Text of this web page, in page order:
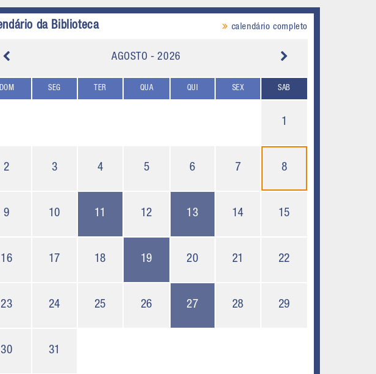
da Biblioteca calendário completo
AGOSTO - 2026
DOM SEG TER QUA QUI SEX SAB
1
2 3 4 5 6 7 8
9 10 11 12 13 14 15
16 17 18 19 20 21 22
23 24 25 26 27 28 29
30 31